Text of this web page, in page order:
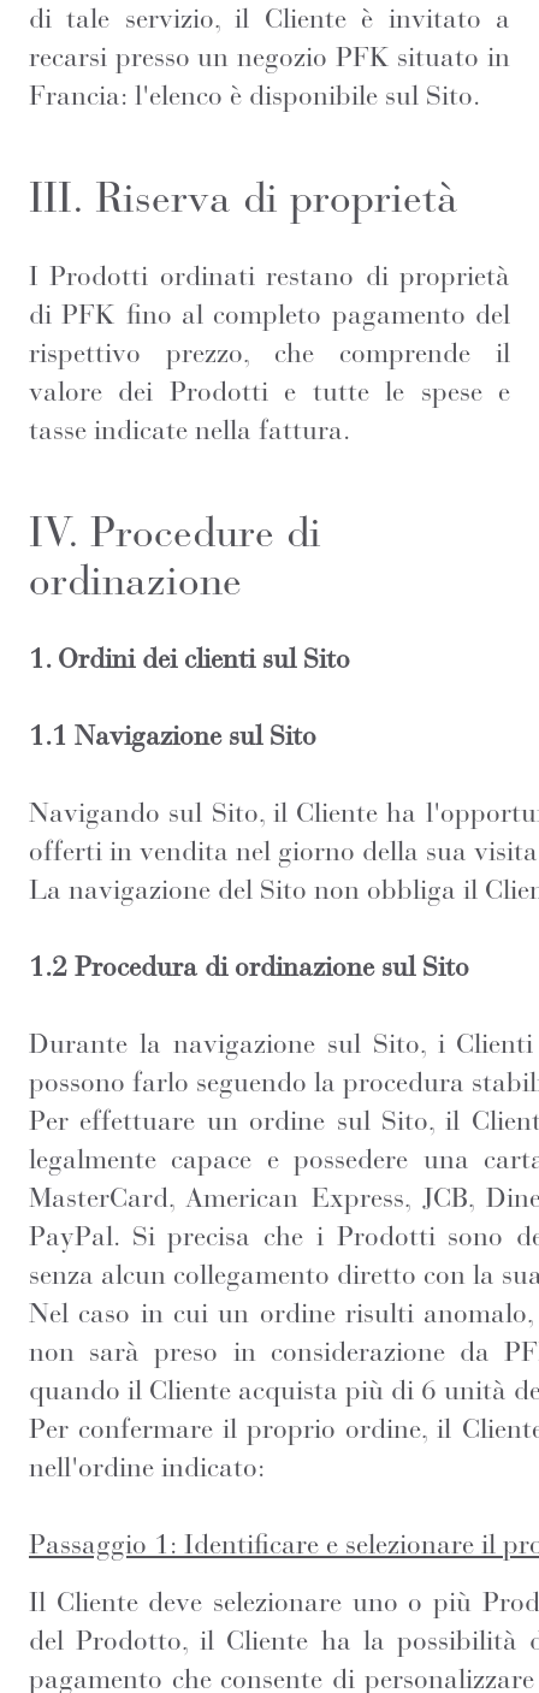
di tale servizio, il Cliente è invitato a
recarsi presso un negozio PFK situato in
Francia: l'elenco è disponibile sul Sito.
III. Riserva di proprietà
I Prodotti ordinati restano di proprietà
di PFK fino al completo pagamento del
rispettivo prezzo, che comprende il
valore dei Prodotti e tutte le spese e
tasse indicate nella fattura.
IV. Procedure di
ordinazione
1. Ordini dei clienti sul Sito
1.1 Navigazione sul Sito
Navigando sul Sito, il Cliente ha
offerti in vendita nel giorno della sua
La navigazione del Sito non obbliga il
1.2 Procedura di ordinazione sul Sito
Durante la navigazione sul Sito, i
possono farlo seguendo la procedura
Per effettuare un ordine sul Sito, il
legalmente capace e possedere una
MasterCard, American Express, JCB,
PayPal. Si precisa che i Prodotti sono
senza alcun collegamento diretto con la
Nel caso in cui un ordine risulti anomalo,
non sarà preso in considerazione da
quando il Cliente acquista più di 6 unità
Per confermare il proprio ordine, il
nell'ordine indicato:
Passaggio 1: Identificare e selezionare il
Il Cliente deve selezionare uno o più
del Prodotto, il Cliente ha la possibilità
pagamento che consente di